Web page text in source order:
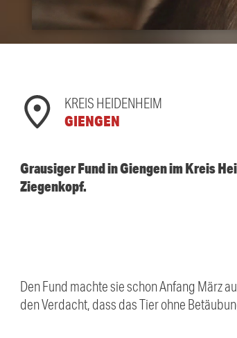
KREIS HEIDENHEIM
GIENGEN
Grausiger Fund in Giengen im Kreis
Ziegenkopf.
Den Fund machte sie schon Anfang März
den Verdacht, dass das Tier ohne